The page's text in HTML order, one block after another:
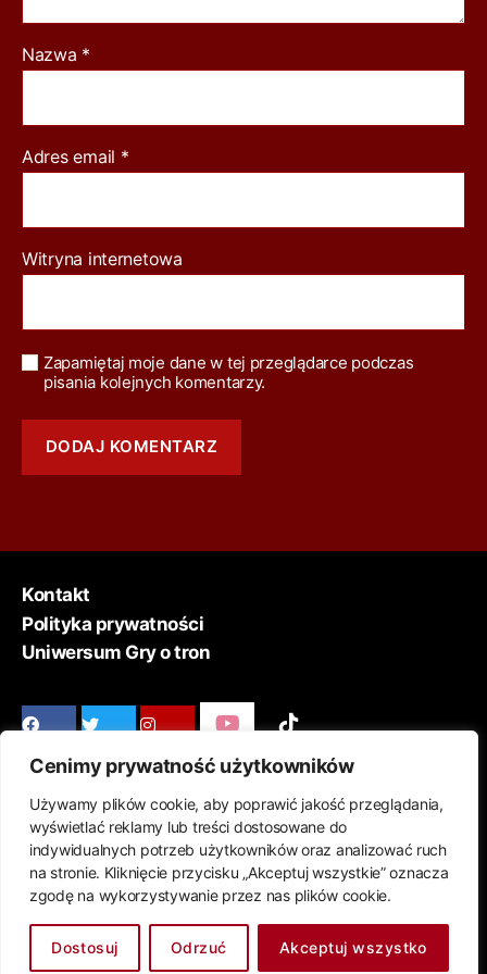
Cenimy prywatność użytkowników
Używamy plików cookie, aby poprawić jakość przeglądania,
wyświetlać reklamy lub treści dostosowane do
indywidualnych potrzeb użytkowników oraz analizować ruch
na stronie. Kliknięcie przycisku „Akceptuj wszystkie” oznacza
zgodę na wykorzystywanie przez nas plików cookie.
Dostosuj Odrzuć Akceptuj wszystko
Nazwa *
Adres email *
Witryna internetowa
Zapamiętaj moje dane w tej przeglądarce podczas
pisania kolejnych komentarzy.
Kontakt
Polityka prywatności
Uniwersum Gry o tron
© 2026Wartoobejrzeć
W górę